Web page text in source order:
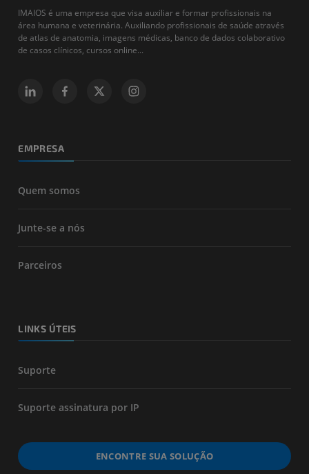
IMAIOS é uma empresa que visa auxiliar e formar profissionais na
área humana e veterinária. Auxiliando profissionais de saúde através
de atlas de anatomia, imagens médicas, banco de dados colaborativo
de casos clínicos, cursos online...
EMPRESA
Quem somos
Junte-se a nós
Parceiros
LINKS ÚTEIS
Suporte
Suporte assinatura por IP
ENCONTRE SUA SOLUÇÃO